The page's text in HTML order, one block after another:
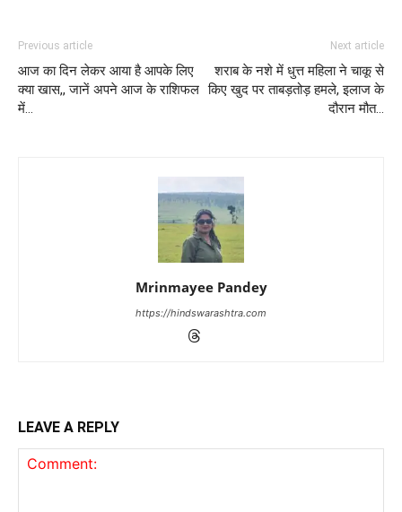
Previous article
आज का दिन लेकर आया है आपके लिए
क्या खास,, जानें अपने आज के राशिफल
में…
Next article
शराब के नशे में धुत्त महिला ने चाकू से
किए खुद पर ताबड़तोड़ हमले, इलाज के
दौरान मौत…
Mrinmayee Pandey
https://hindswarashtra.com
LEAVE A REPLY